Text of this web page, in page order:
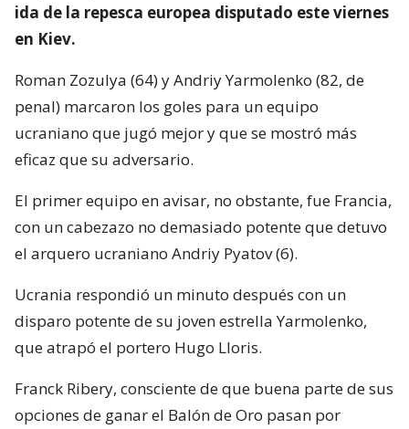
ida de la repesca europea disputado este viernes
en Kiev.
Roman Zozulya (64) y Andriy Yarmolenko (82, de
penal) marcaron los goles para un equipo
ucraniano que jugó mejor y que se mostró más
eficaz que su adversario.
El primer equipo en avisar, no obstante, fue Francia,
con un cabezazo no demasiado potente que detuvo
el arquero ucraniano Andriy Pyatov (6).
Ucrania respondió un minuto después con un
disparo potente de su joven estrella Yarmolenko,
que atrapó el portero Hugo Lloris.
Franck Ribery, consciente de que buena parte de sus
opciones de ganar el Balón de Oro pasan por